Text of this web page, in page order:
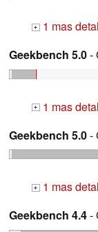
+ 1 mas
Geekbench 5.0-
+ 1 mas
Geekbench 5.0-
+ 1 mas
Geekbench 4.4-